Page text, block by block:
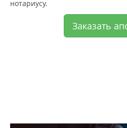
нотариусу.
Заказать